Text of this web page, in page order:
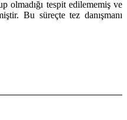
olmadığı tespit edilememiş ve
Bu süreçte tez danışmanı